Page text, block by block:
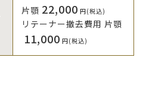
片顎 22,000 円(税込)
リテーナー撤去費用 片顎
11,000 円(税込)